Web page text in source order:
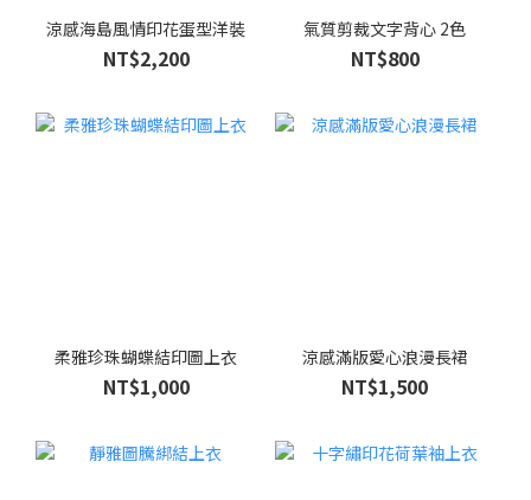
涼感海島風情印花蛋型洋裝
NT$2,200
氣質剪裁文字背心 2色
NT$800
柔雅珍珠蝴蝶結印圖上衣
NT$1,000
涼感滿版愛心浪漫長裙
NT$1,500